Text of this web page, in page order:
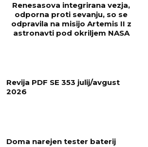
Renesasova integrirana vezja,
odporna proti sevanju, so se
odpravila na misijo Artemis II z
astronavti pod okriljem NASA
Revija PDF SE 353 julij/avgust
2026
Doma narejen tester baterij